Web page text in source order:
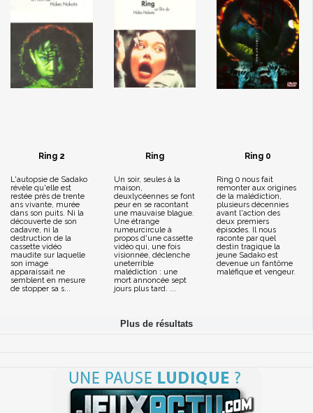
Ring 2
L'autopsie de Sadako
révèle qu'elle est
restée près de trente
ans vivante, murée
dans son puits. Ni la
découverte de son
cadavre, ni la
destruction de la
cassette vidéo
maudite sur laquelle
son image
apparaissait ne
semblent en mesure
de stopper sa s...
Ring
Un soir, seules à la
maison,
deuxlycéennes se font
peur en se racontant
une mauvaise blague.
Une étrange
rumeurcircule à
propos d'une cassette
vidéo qui, une fois
visionnée, déclenche
uneterrible
malédiction : une
mort annoncée sept
jours plus tard. ...
Ring 0
Ring 0 nous fait
remonter aux origines
de la malédiction,
plusieurs décennies
avant l'action des
deux premiers
épisodes. Il nous
raconte par quel
destin tragique la
jeune Sadako est
devenue un fantôme
maléfique et vengeur.